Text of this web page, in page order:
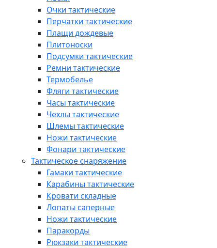
Очки тактические
Перчатки тактические
Плащи дождевые
Плитоноски
Подсумки тактические
Ремни тактические
Термобелье
Фляги тактические
Часы тактические
Чехлы тактические
Шлемы тактические
Ножи тактические
Фонари тактические
Тактическое снаряжение
Гамаки тактические
Карабины тактические
Кровати складные
Лопаты саперные
Ножи тактические
Паракорды
Рюкзаки тактические